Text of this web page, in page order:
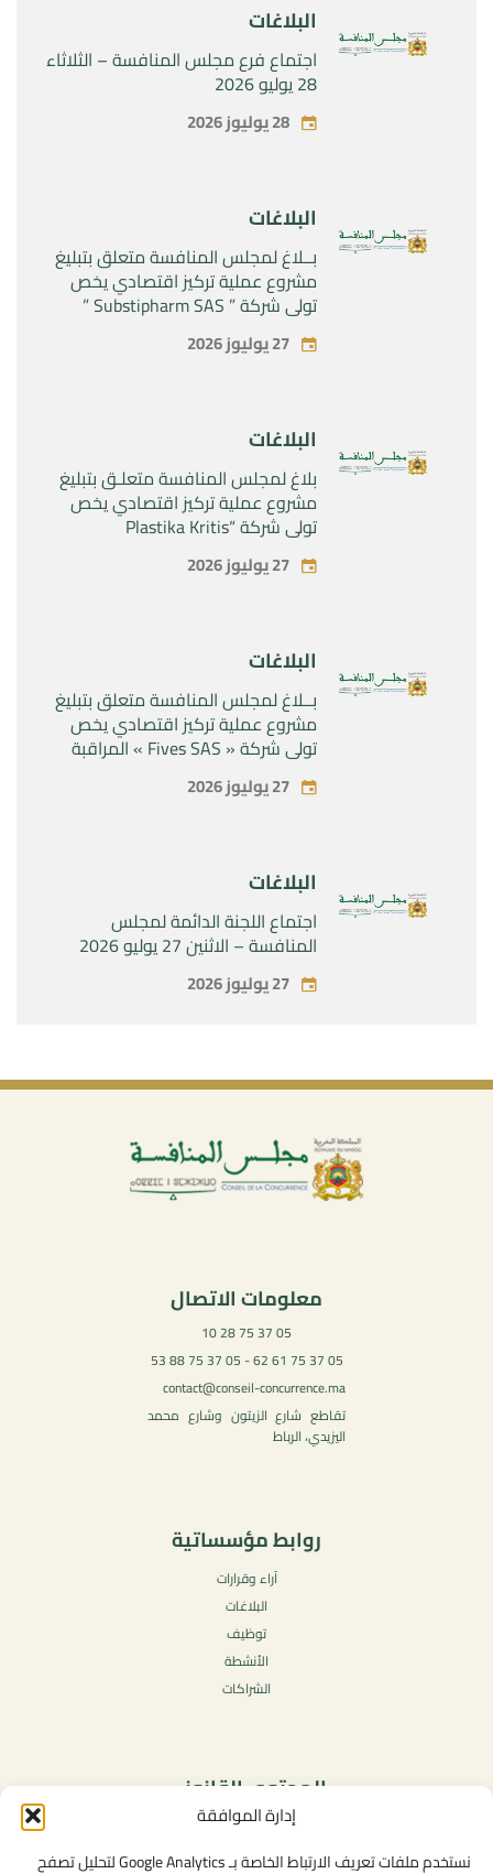
إدارة الموافقة
نستخدم ملفات تعريف الارتباط الخاصة بـ Google Analytics لتحليل تصفح
البلاغات
اجتماع فرع مجلس المنافسة – الثلاثاء
28 يوليو 2026
28 يوليوز 2026
البلاغات
بــلاغ لمجلس المنافسة متعلق بتبليغ
مشروع عملية تركيز اقتصادي يخص
تولي شركة ” Substipharm SAS ”
المراقبة الحصرية للأصول والحقوق
المتعلقة بالمنتجين الصيدلانيين”
27 يوليوز 2026
البلاغات
بلاغ لمجلس المنافسة متعلـق بتبليغ
مشروع عملية تركيز اقتصادي يخص
تولي شركة “Plastika Kritis
SA”المراقبة الحصرية لشركة
“Naturplas Industrial SARL” 27 يوليوز 2026
البلاغات
بــلاغ لمجلس المنافسة متعلق بتبليغ
مشروع عملية تركيز اقتصادي يخص
تولي شركة « Fives SAS » المراقبة
SAS »27 يوليوز 2026
البلاغات
اجتماع اللجنة الدائمة لمجلس
المنافسة – الاثنين 27 يوليو 2026
27 يوليوز 2026
معلومات الاتصال
05 37 75 28 10
05 37 75 61 62 - 05 37 75 88 53
contact@conseil-concurrence.ma
تقاطع شارع الزيتون وشارع محمد
اليزيدي، الرباط
روابط مؤسساتية
آراء وقرارات
البلاغات
توظيف
الأنشطة
الشراكات
المحتوى القانوني
سياسة الخصوصية
شروط الاستخدام العامة